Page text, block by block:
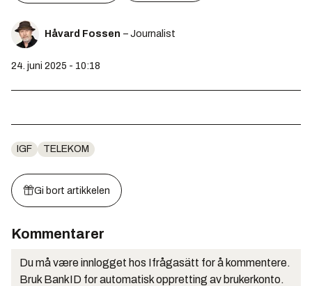
Håvard Fossen – Journalist
24. juni 2025 - 10:18
IGF TELEKOM
Gi bort artikkelen
Kommentarer
Du må være innlogget hos Ifrågasätt for å kommentere.
Bruk BankID for automatisk oppretting av brukerkonto.